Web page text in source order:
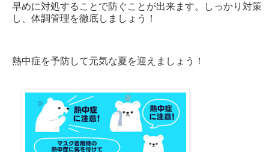
早めに対処することで防ぐことが出来ます。しっかり対策
し、体調管理を徹底しましょう！
熱中症を予防して元気な夏を迎えましょう！